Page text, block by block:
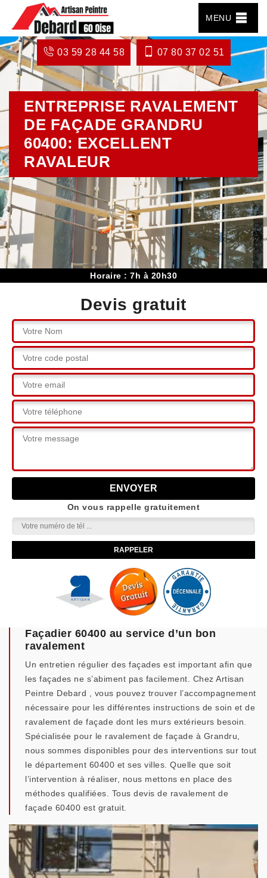
MENU
03 59 28 44 58 07 80 37 02 51
ENTREPRISE RAVALEMENT
DE FAÇADE GRANDRU
60400: EXCELLENT
RAVALEUR
Horaire : 7h à 20h30
Devis gratuit
On vous rappelle gratuitement
Façadier 60400 au service d’un bon
ravalement
Un entretien régulier des façades est important afin que
les façades ne s’abiment pas facilement. Chez Artisan
Peintre Debard , vous pouvez trouver l’accompagnement
nécessaire pour les différentes instructions de soin et de
ravalement de façade dont les murs extérieurs besoin.
Spécialisée pour le ravalement de façade à Grandru,
nous sommes disponibles pour des interventions sur tout
le département 60400 et ses villes. Quelle que soit
l’intervention à réaliser, nous mettons en place des
méthodes qualifiées. Tous devis de ravalement de
façade 60400 est gratuit.